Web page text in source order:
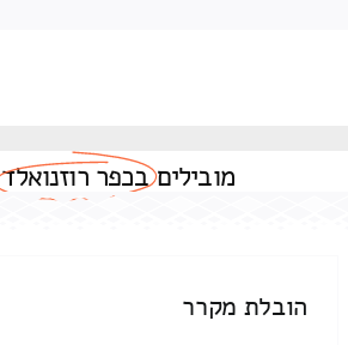
מוביליםבכפר רוזנואלד
הובלת מקרר